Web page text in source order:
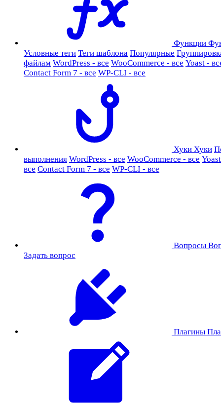
Функции
Условные теги Теги шаблона Популярные
файлам WordPress - все WooCommerce - все Yoast -
Contact Form 7 - все WP-CLI - все
Хуки Хуки
выполнения WordPress - все WooCommerce - все
все Contact Form 7 - все WP-CLI - все
Вопросы
Задать вопрос
Плагины